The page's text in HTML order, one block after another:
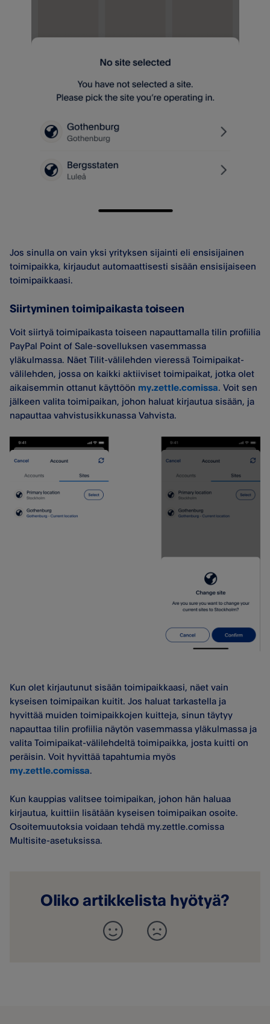
Jos sinulla on vain yksi yrityksen sijainti eli ensisijainen
toimipaikka, kirjaudut automaattisesti sisään ensisijaiseen
toimipaikkaasi.
Siirtyminen toimipaikasta toiseen
Voit siirtyä toimipaikasta toiseen napauttamalla tilin profiilia
PayPal Point of Sale-sovelluksen vasemmassa
yläkulmassa. Näet Tilit-välilehden vieressä Toimipaikat-
välilehden, jossa on kaikki aktiiviset toimipaikat, jotka olet
aikaisemmin ottanut käyttöön my.zettle.comissa. Voit sen
jälkeen valita toimipaikan, johon haluat kirjautua sisään, ja
napauttaa vahvistusikkunassa Vahvista.
Kun olet kirjautunut sisään toimipaikkaasi, näet vain
kyseisen toimipaikan kuitit. Jos haluat tarkastella ja
hyvittää muiden toimipaikkojen kuitteja, sinun täytyy
napauttaa tilin profiilia näytön vasemmassa yläkulmassa ja
valita Toimipaikat-välilehdeltä toimipaikka, josta kuitti on
peräisin. Voit hyvittää tapahtumia myös
my.zettle.comissa.
Kun kauppias valitsee toimipaikan, johon hän haluaa
kirjautua, kuittiin lisätään kyseisen toimipaikan osoite.
Osoitemuutoksia voidaan tehdä my.zettle.comissa
Multisite-asetuksissa.
Oliko artikkelista hyötyä?